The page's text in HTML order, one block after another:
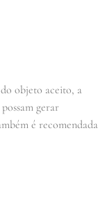
objeto aceito, a
gerar
é recomendada